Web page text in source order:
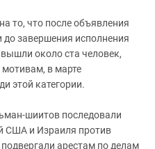
то, что после объявления
до завершения исполнения
около ста человек,
в марте
этой категории.
шиитов последовали
США и Израиля против
арестам по делам